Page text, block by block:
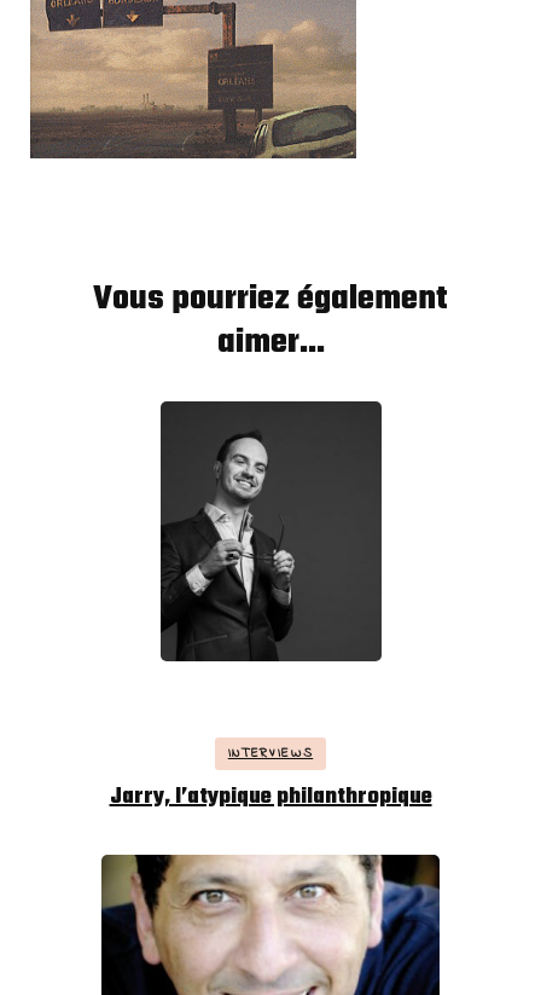
Vous pourriez également
aimer...
INTERVIEWS
Jarry, l’atypique philanthropique